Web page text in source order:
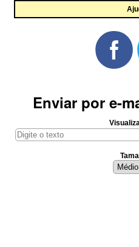
Enviar por e-